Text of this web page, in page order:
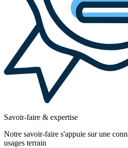
Savoir-faire & expertise
Notre savoir-faire s'appuie sur une
usages terrain